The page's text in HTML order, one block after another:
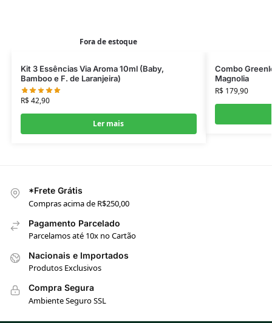
Fora de estoque
Kit 3 Essências Via Aroma 10ml (Baby,
Bamboo e F. de Laranjeira)
R$42,90
Ler mais
Combo
Magnolia
R$179,90
*Frete Grátis
Compras acima de R$250,00
Pagamento Parcelado
Parcelamos até 10x no Cartão
Nacionais e Importados
Produtos Exclusivos
Compra Segura
Ambiente Seguro SSL